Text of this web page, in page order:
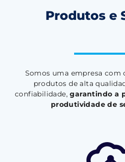
Produtos e
Somos uma empresa com
produtos de alta
confiabilidade,garantindo a
produtividade de